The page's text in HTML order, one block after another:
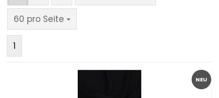
60 pro Seite
pro Seite
1
NEU